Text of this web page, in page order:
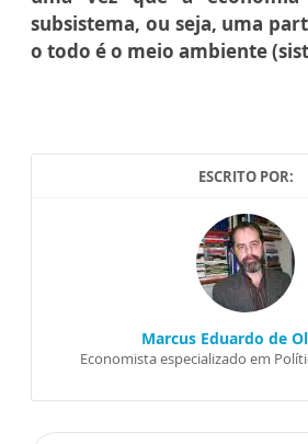
subsistema, ou seja, uma
o todo é o meio ambiente
ESCRITO POR:
Marcus Eduardo de
Economista especializado em